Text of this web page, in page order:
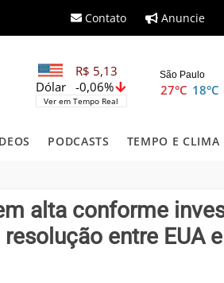
Contato Anuncie
R$ 5,13
-0,06%
Dólar
Ver em Tempo Real
27°C 18°C
PODCASTS TEMPO E CLIMA
alta conforme
entre EUA